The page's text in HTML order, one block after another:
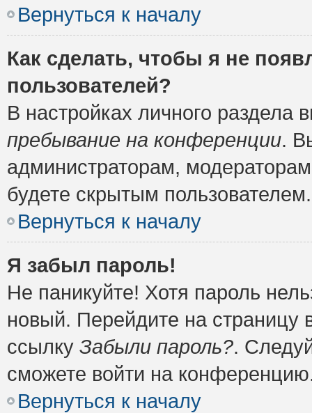
Вернуться к началу
Как сделать, чтобы я не
пользователей?
В настройках личного
пребывание на конференции.
администраторам,
будете скрытым пользователем.
Вернуться к началу
Я забыл пароль!
Не паникуйте! Хотя пароль
новый. Перейдите на
ссылку Забыли пароль?.
сможете войти на
Вернуться к началу